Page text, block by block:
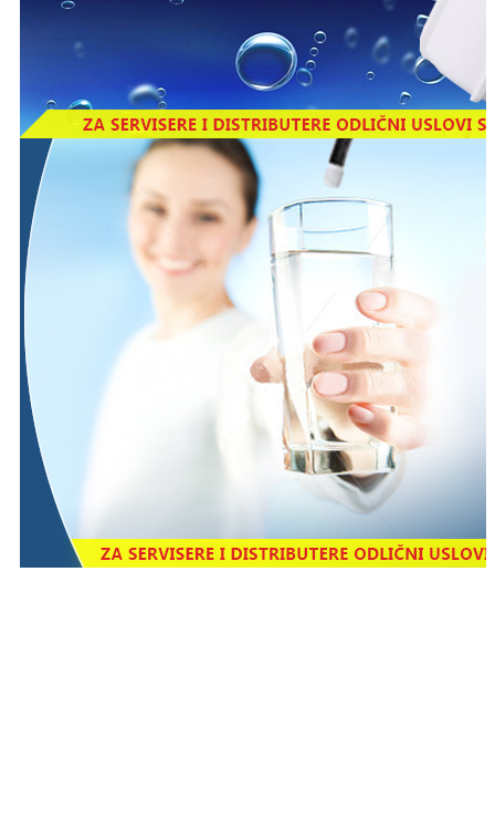
Možete poslati porudzbinu na email dadoen@gmail.com
ćete napisati koji proizvod želite da kupite, kao i vaše kontakt
podatke. Ukoliko želite da iskoristite akcijsku ponudu Važno je
da nam mail stigne do poslednjeg dana u mesecu u kom je
Drugi način je jednostavan pozovi telefon 060 543 10 20 javiće
se službenik i njemu ćete da kažete šta želite da poručite i
izdiktirate adresu za dostavu.
Bilo koji proizvod možete da poručite putem web shopa kroz
online proceduru porudžbine.
011/413-2019 ili060 543 10 20 i iskoritite veliki
48700,00 Din.